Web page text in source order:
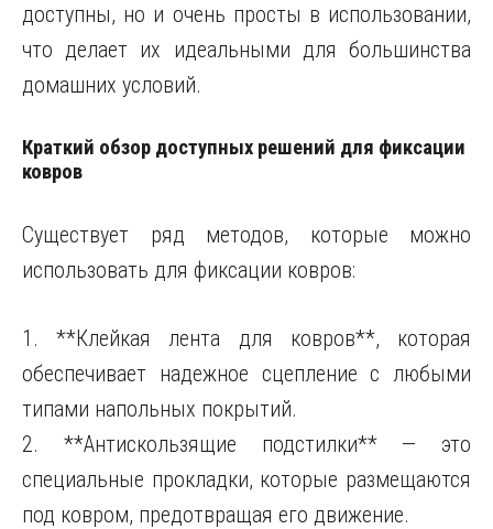
доступны, но и очень просты в использовании,
что делает их идеальными для большинства
домашних условий.
Краткий обзор доступных решений для фиксации
ковров
Существует ряд методов, которые можно
использовать для фиксации ковров:
1. **Клейкая лента для ковров**, которая
обеспечивает надежное сцепление с любыми
типами напольных покрытий.
2. **Антискользящие подстилки** — это
специальные прокладки, которые размещаются
под ковром, предотвращая его движение.